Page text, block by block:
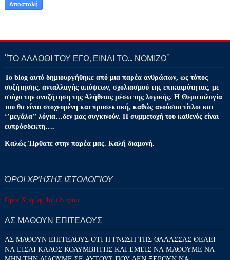
‘’ΤΟ ΑΛΛΟΘΙ ΤΟΥ ΕΓΩ, ΕΙΝΑΙ ΤΟ… ΝΟΜΙΖΩ''
Το blog αυτό δημιουργήθηκε από μια παρέα ανθρώπων, ως τόπος
συζήτησης, ανταλλαγής απόψεων, σχολιασμού της επικαιρότητας, με
στόχο την αναζήτηση της Αλήθειας μέσω της λογικής. Η Θεματολογία
του θα είναι στοχευμένη και προσεκτική, καθώς ανούσιοι τίτλοι και
‘’μεγάλα’’ λόγια…δεν μας συγκινούν. Η συμμετοχή του καθενός είναι
ευπρόσδεκτη….
Καλώς Ήρθατε στην παρέα μας. Καλή διαμονή.
ΌΡΟΙ ΧΡΉΣΗΣ ΙΣΤΟΛΟΓΊΟΥ
Όροι Χρήσης Ιστολογίου
ΑΣ ΜΑΘΟΥΝ ΕΠΙΤΕΛΟΥΣ
ΑΣ ΜΑΘΟΥΝ ΕΠΙΤΕΛΟΥΣ ΟΤΙ Η ΓΝΩΣΗ ΤΗΣ ΘΑΛΑΣΣΑΣ ΘΕΛΕΙ
ΝΑ ΕΙΣΑΙ ΚΑΛΟΣ ΚΟΛΥΜΒΗΤΗΣ ΚΑΙ ΕΜΕΙΣ ΝΑ ΜΑΘΟΥΜΕ ΝΑ